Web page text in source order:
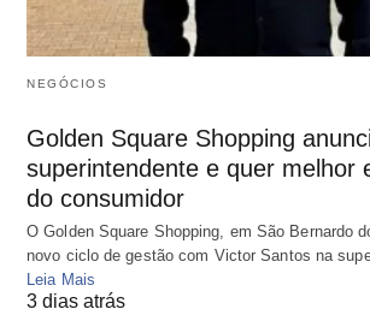
NEGÓCIOS
Golden Square Shopping
superintendente e quer melhor
do consumidor
O Golden Square Shopping, em São Bernardo
novo ciclo de gestão com Victor Santos na
Leia Mais
3 dias atrás